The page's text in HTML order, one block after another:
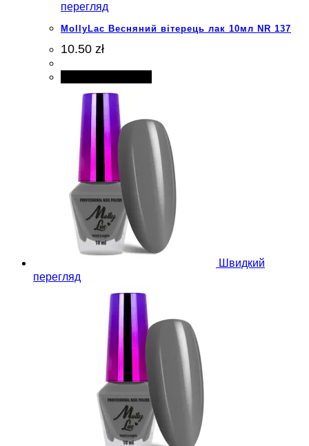
перегляд
MollyLac Весняний вітерець лак 10мл NR 137
10.50 zł
Швидкий
перегляд